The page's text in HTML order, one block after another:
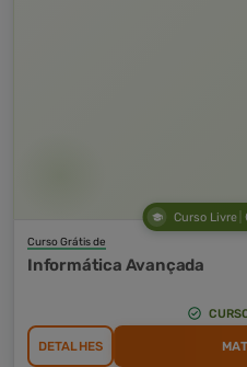
Curso Livre
Curso Grátis de
Informática Avançada
DETALHES